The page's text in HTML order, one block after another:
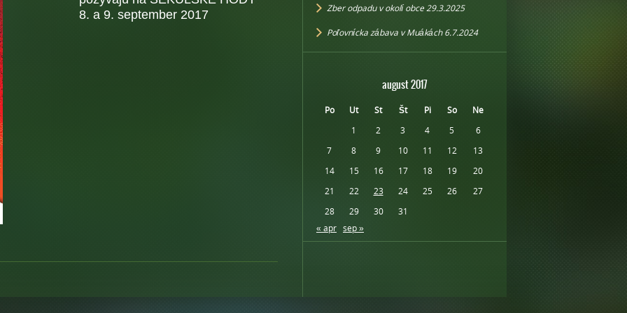
Zber odpadu v okolí obce 29.3.2025
Poľovnícka zábava v Muákách 6.7.2024
august 2017
Po Ut St Št Pi So
Ne
1
2 3 4 5
6
7
8 9 10 11 12
13
14
15 16 17 18 19
20
21
22 23 24 25 26
27
28
29 30
31
« apr sep »
8. a 9. september 2017